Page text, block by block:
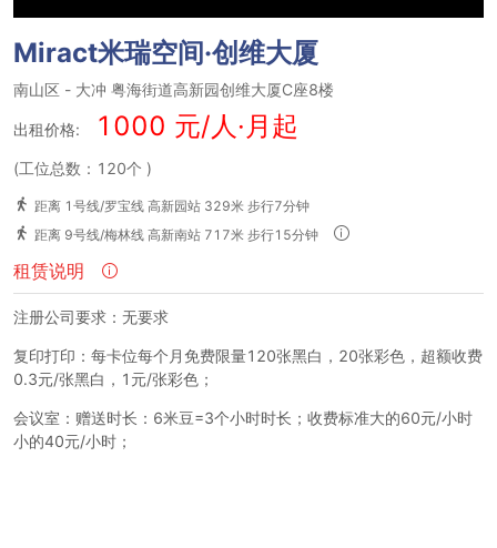
Miract米瑞空间·创维大厦
南山区 - 大冲 粤海街道高新园创维大厦C座8楼
出租价格: 1000 元/人·月起
(工位总数：120个 )
距离 1号线/罗宝线 高新园站 329米 步行7分钟
距离 9号线/梅林线 高新南站 717米 步行15分钟
租赁说明
注册公司要求：无要求
复印打印：每卡位每个月免费限量120张黑白，20张彩色，超额收费
0.3元/张黑白，1元/张彩色；
会议室：赠送时长：6米豆=3个小时时长；收费标准大的60元/小时
小的40元/小时；